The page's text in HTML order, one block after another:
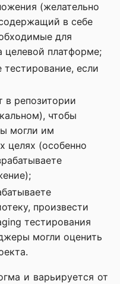
(желательно
в себе
для
целевой платформе;
если
в репозитории
чтобы
могли им
целях (особенно
произвести
тестирования
могли оценить
и варьируется от